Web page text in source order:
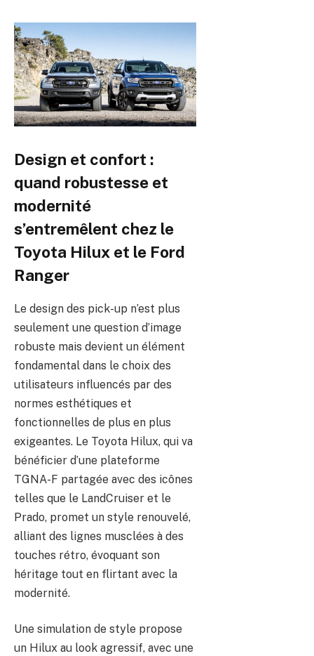
Design et confort :
quand robustesse et
modernité
s’entremêlent chez le
Toyota Hilux et le Ford
Ranger
Le design des pick-up n’est plus
seulement une question d’image
robuste mais devient un élément
fondamental dans le choix des
utilisateurs influencés par des
normes esthétiques et
fonctionnelles de plus en plus
exigeantes. Le Toyota Hilux, qui va
bénéficier d’une plateforme
TGNA-F partagée avec des icônes
telles que le LandCruiser et le
Prado, promet un style renouvelé,
alliant des lignes musclées à des
touches rétro, évoquant son
héritage tout en flirtant avec la
modernité.
Une simulation de style propose
un Hilux au look agressif, avec une